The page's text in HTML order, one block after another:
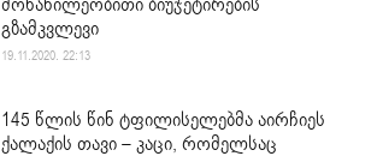
გზამკვლევი
19.11.2020. 22:13
145 წლის წინ ტფილისელებმა აირჩიეს
ქალაქის თავი – კაცი, რომელსაც